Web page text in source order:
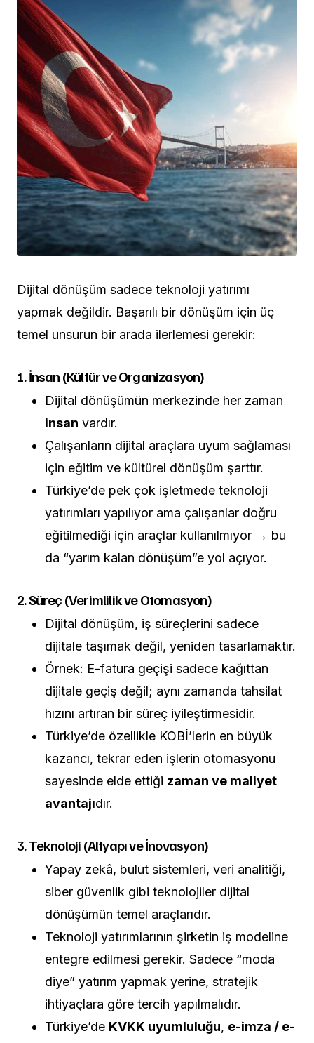
Dijital dönüşüm sadece teknoloji yatırımı
yapmak değildir. Başarılı bir dönüşüm için üç
temel unsurun bir arada ilerlemesi gerekir:
1. İnsan (Kültür ve Organizasyon)
Dijital dönüşümün merkezinde her zaman
insan vardır.
Çalışanların dijital araçlara uyum sağlaması
için eğitim ve kültürel dönüşüm şarttır.
Türkiye’de pek çok işletmede teknoloji
yatırımları yapılıyor ama çalışanlar doğru
eğitilmediği için araçlar kullanılmıyor → bu
da “yarım kalan dönüşüm”e yol açıyor.
2. Süreç (Verimlilik ve Otomasyon)
Dijital dönüşüm, iş süreçlerini sadece
dijitale taşımak değil, yeniden tasarlamaktır.
Örnek: E-fatura geçişi sadece kağıttan
dijitale geçiş değil; aynı zamanda tahsilat
hızını artıran bir süreç iyileştirmesidir.
Türkiye’de özellikle KOBİ’lerin en büyük
kazancı, tekrar eden işlerin otomasyonu
sayesinde elde ettiği zaman ve maliyet
avantajıdır.
3. Teknoloji (Altyapı ve İnovasyon)
Yapay zekâ, bulut sistemleri, veri analitiği,
siber güvenlik gibi teknolojiler dijital
dönüşümün temel araçlarıdır.
Teknoloji yatırımlarının şirketin iş modeline
entegre edilmesi gerekir. Sadece “moda
diye” yatırım yapmak yerine, stratejik
ihtiyaçlara göre tercih yapılmalıdır.
Türkiye’de KVKK uyumluluğu, e-imza / e-